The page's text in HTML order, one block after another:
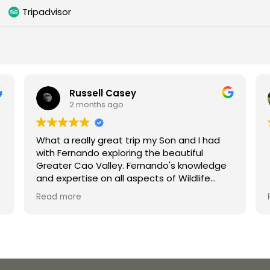
Tripadvisor
Russell Casey
2 months ago
What a really great trip my Son and I had
with Fernando exploring the beautiful
Greater Cao Valley. Fernando's knowledge
and expertise on all aspects of Wildlife
were second to none. His enthusiasm is
infectious and he made the trip a joy for
Read more